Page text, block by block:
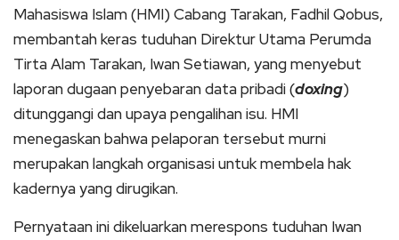
Mahasiswa Islam (HMI) Cabang Tarakan, Fadhil Qobus,
membantah keras tuduhan Direktur Utama Perumda
Tirta Alam Tarakan, Iwan Setiawan, yang menyebut
laporan dugaan penyebaran data pribadi (doxing)
ditunggangi dan upaya pengalihan isu. HMI
menegaskan bahwa pelaporan tersebut murni
merupakan langkah organisasi untuk membela hak
kadernya yang dirugikan.
Pernyataan ini dikeluarkan merespons tuduhan Iwan